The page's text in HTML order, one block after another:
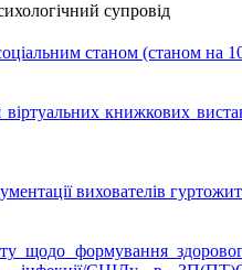
супровід
станом (станом на
книжкових
вихователів
щодо формування